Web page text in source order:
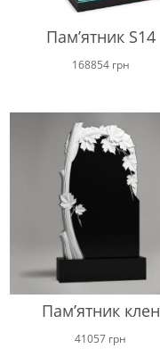
Пам’ятник S14
168854 грн
Пам’ятник клен
41057 грн